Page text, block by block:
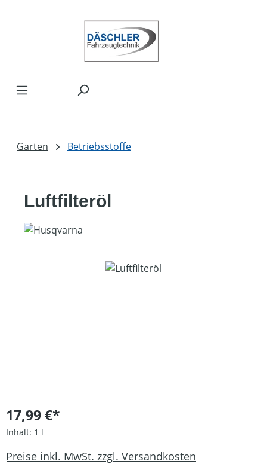
Garten Betriebsstoffe
Luftfilteröl
Bildergalerie überspringen
17,99 €*
Inhalt: 1 l
Preise inkl. MwSt. zzgl. Versandkosten